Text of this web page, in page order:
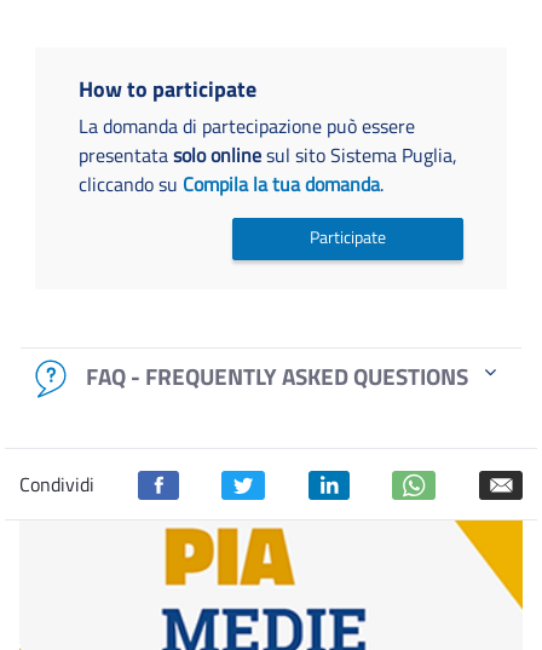
How to participate
La domanda di partecipazione può essere
presentatasolo onlinesul sito Sistema Puglia,
cliccando su Compila la tua domanda.
Participate
FAQ - FREQUENTLY ASKED QUESTIONS
Condividi